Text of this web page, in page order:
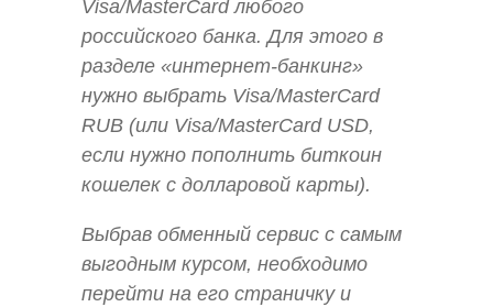
Visa/MasterCard любого
российского банка. Для этого в
разделе «интернет-банкинг»
нужно выбрать Visa/MasterCard
RUB (или Visa/MasterCard USD,
если нужно пополнить биткоин
кошелек с долларовой карты).
Выбрав обменный сервис с самым
выгодным курсом, необходимо
перейти на его страничку и